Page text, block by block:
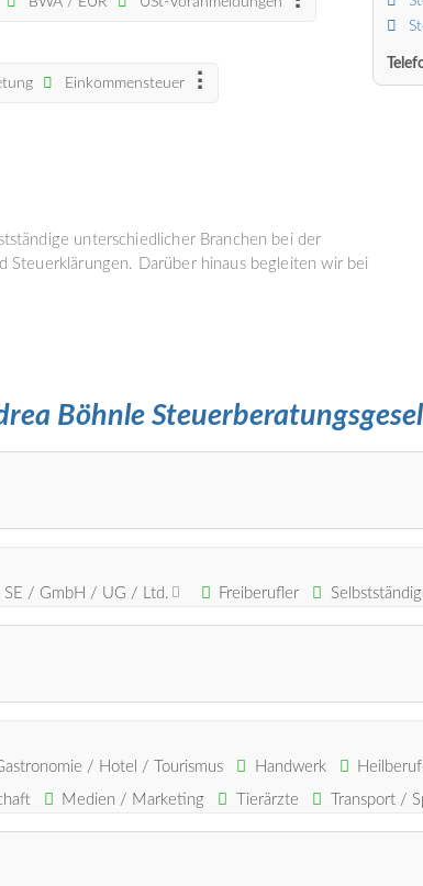
Einkommensteuer
unterschiedlicher Branchen bei der
Steuerklärungen. Darüber hinaus begleiten wir bei
Böhnle
/ GmbH / UG / Ltd. Freiberufler
/ Hotel / Tourismus Handwerk
Medien / Marketing Tierärzte Transport /